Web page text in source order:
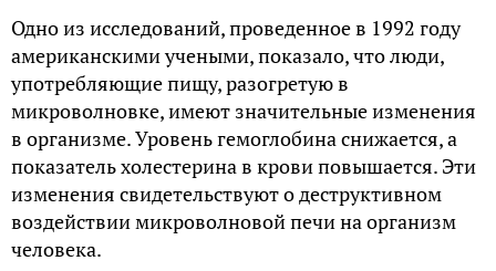
Одно из исследований, проведенное в 1992 году
американскими учеными, показало, что люди,
употребляющие пищу, разогретую в
микроволновке, имеют значительные изменения
в организме. Уровень гемоглобина снижается, а
показатель холестерина в крови повышается. Эти
изменения свидетельствуют о деструктивном
воздействии микроволновой печи на организм
человека.